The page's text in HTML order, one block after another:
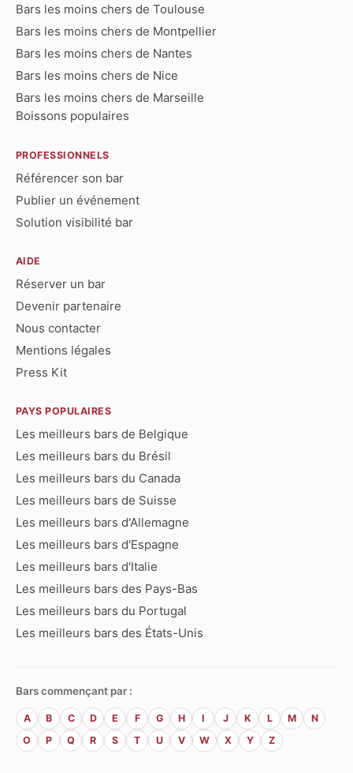
Bars les moins chers de Toulouse
Bars les moins chers de Montpellier
Bars les moins chers de Nantes
Bars les moins chers de Nice
Bars les moins chers de Marseille
Boissons populaires
PROFESSIONNELS
Référencer son bar
Publier un événement
Solution visibilité bar
AIDE
Réserver un bar
Devenir partenaire
Nous contacter
Mentions légales
Press Kit
PAYS POPULAIRES
Les meilleurs bars de Belgique
Les meilleurs bars du Brésil
Les meilleurs bars du Canada
Les meilleurs bars de Suisse
Les meilleurs bars d'Allemagne
Les meilleurs bars d'Espagne
Les meilleurs bars d'Italie
Les meilleurs bars des Pays-Bas
Les meilleurs bars du Portugal
Les meilleurs bars des États-Unis
Bars commençant par :
A B C D E F G H I J K L M
N
O
P Q R S T U V W X Y Z